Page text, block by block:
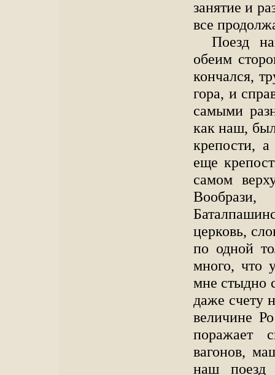
занятие и
все
Поезд
обеим
кончался,
гора, и
самыми
как наш,
крепости,
еще
самом
церковь,
по одной
много, что
мне стыдно
даже счету
величине
поражает
вагонов,
наш поезд